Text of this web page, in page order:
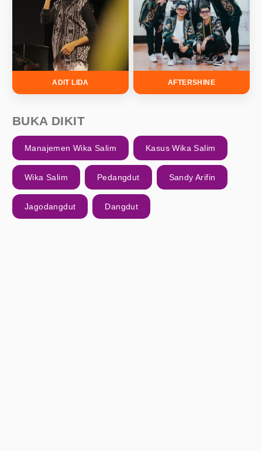
ADIT LIDA AFTERSHINE
BUKA DIKIT
Manajemen Wika Salim Kasus Wika Salim
Wika Salim Pedangdut Sandy Arifin
Jagodangdut Dangdut